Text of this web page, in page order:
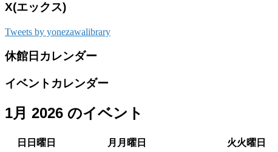
X(エックス)
Tweets by yonezawalibrary
休館日カレンダー
イベントカレンダー
1月 2026 のイベント
日 日曜日 月 月曜日 火火曜日